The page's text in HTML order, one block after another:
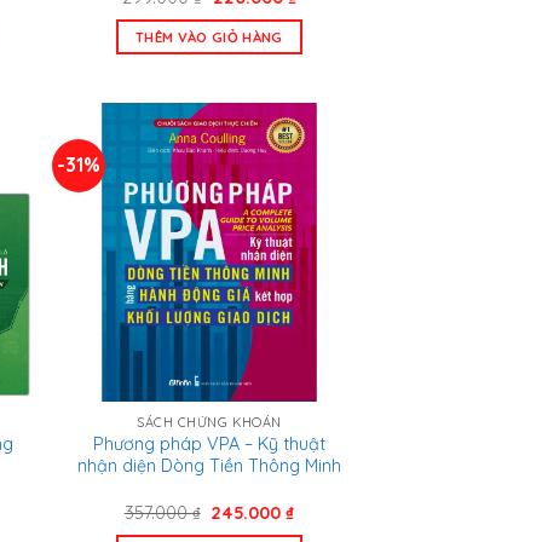
là:
299.000 ₫.là:
THÊM VÀO GIỎ HÀNG
-31%
SÁCH CHỨNG KHOÁN
Phương pháp VPA – Kỹ thuật
nhận diện Dòng Tiền Thông Minh
357.000₫ Giá
245.000₫Giá